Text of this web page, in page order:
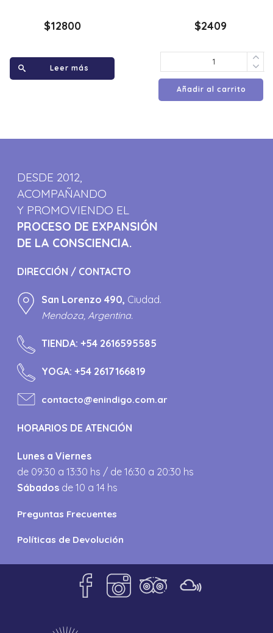
$12800
Leer más
$2409
Añadir al carrito
DESDE 2012,
ACOMPAÑANDO
Y PROMOVIENDO EL
PROCESO DE EXPANSIÓN
DE LA CONSCIENCIA.
DIRECCIÓN / CONTACTO
San Lorenzo 490, Ciudad.
Mendoza, Argentina.
TIENDA:+54 2616595585
YOGA:+54 2617166819
contacto@enindigo.com.ar
HORARIOS DE ATENCIÓN
Lunes a Viernes
de 09:30 a 13:30 hs / de 16:30 a 20:30 hs
Sábados de 10 a 14 hs
Preguntas Frecuentes
Políticas de Devolución